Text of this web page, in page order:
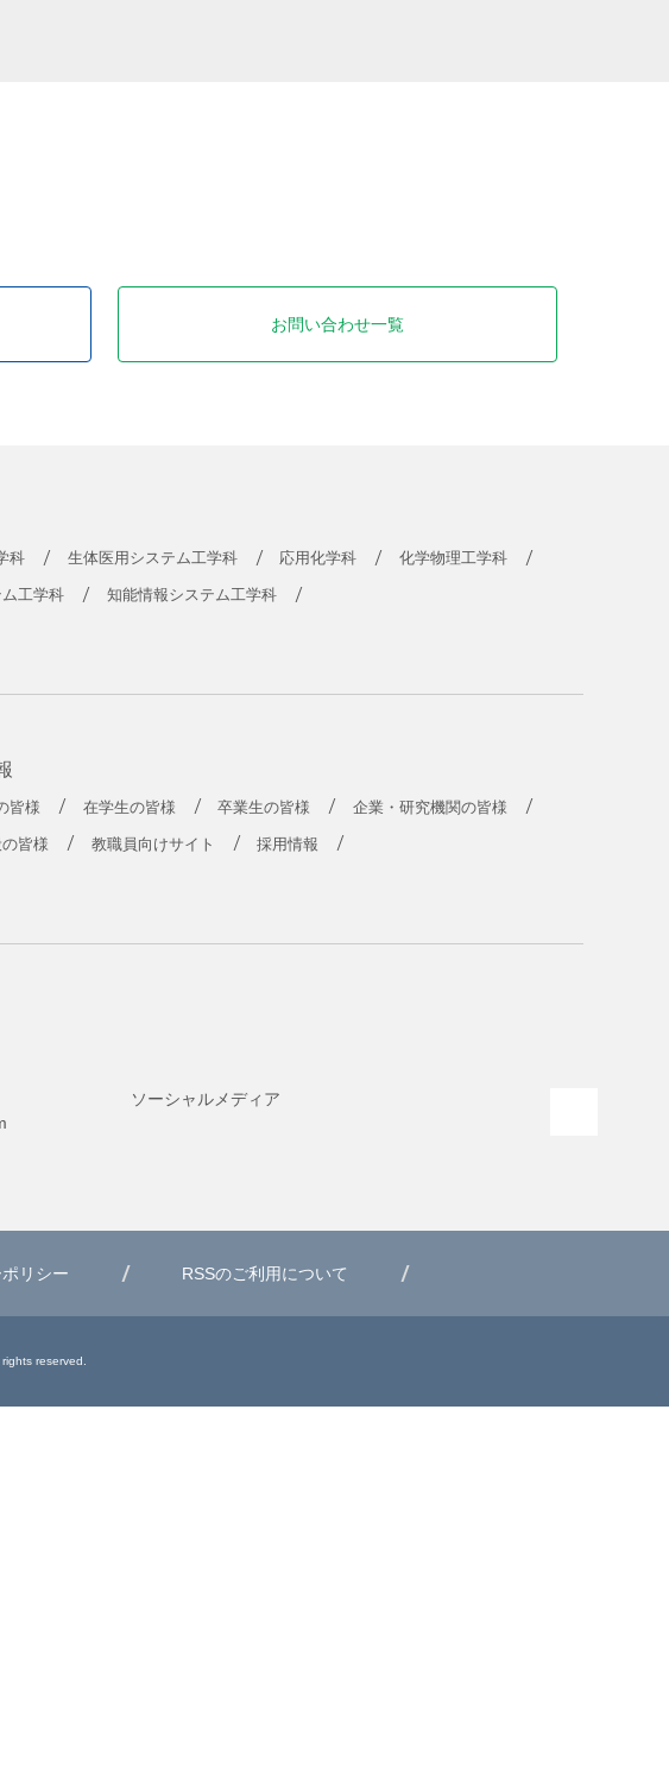
お問い合わせ一覧
科 生体医用システム工学科 応用化学科 化学物理工学科
工学科 知能情報システム工学科
皆様 在学生の皆様 卒業生の皆様 企業・研究機関の皆様
皆様 教職員向けサイト 採用情報
ソーシャルメディア
リシー RSSのご利用について
reserved.